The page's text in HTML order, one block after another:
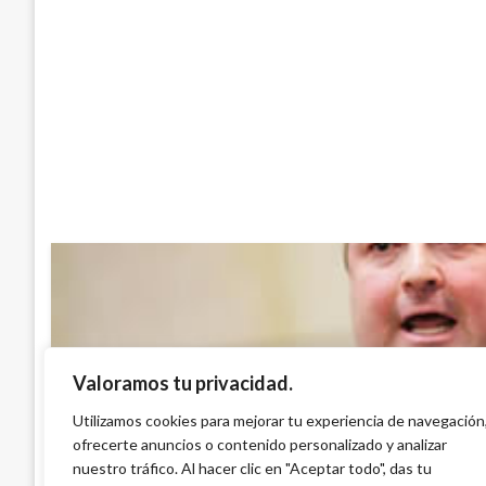
Valoramos tu privacidad.
Utilizamos cookies para mejorar tu experiencia de navegación,
ofrecerte anuncios o contenido personalizado y analizar
nuestro tráfico. Al hacer clic en "Aceptar todo", das tu
PANORAMA NACIONAL
Sin aviación perdemos todos: senador
Araújo